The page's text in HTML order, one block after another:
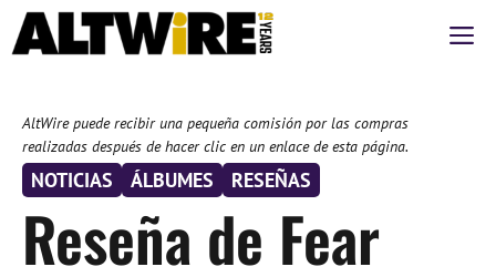
Saltar
al
AltWire puede recibir una pequeña comisión por las compras
realizadas después de hacer clic en un enlace de esta página.
NOTICIAS ÁLBUMES RESEÑAS
Reseña de Fear